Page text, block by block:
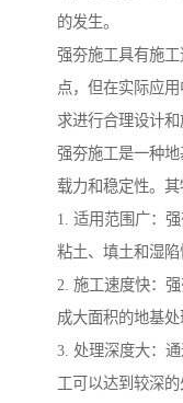
的发生。
强夯施工具有施
点，但在实际应
求进行合理设计和
强夯施工是一种
载力和稳定性。其
1. 适用范围广：
粘土、填土和湿陷
2. 施工速度快：
成大面积的地基处
3. 处理深度大：
工可以达到较深